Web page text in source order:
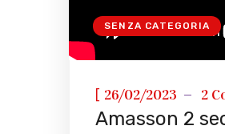
SENZA CATEGORIA
[ 26/02/2023 2
Amasson 2